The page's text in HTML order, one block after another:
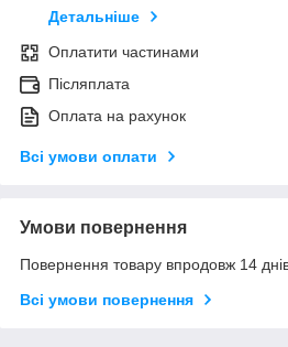
Детальніше
Оплатити частинами
Післяплата
Оплата на рахунок
Всі умови оплати
Умови повернення
Повернення товару впродовж 14
Всі умови повернення